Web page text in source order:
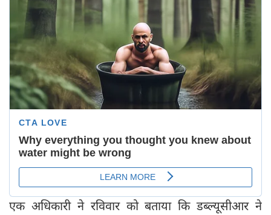
एक अधिकारी ने रविवार को बताया कि डब्ल्यूसीआर ने